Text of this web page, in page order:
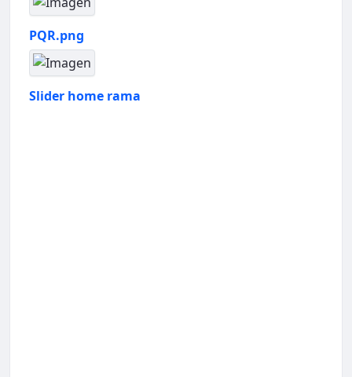
PQR.png
Slider home rama